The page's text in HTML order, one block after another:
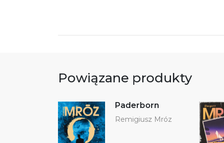
Powiązane produkty
Paderborn
Remigiusz Mróz